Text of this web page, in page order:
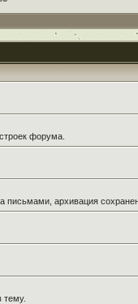
форума.
письмами, архивация
тему.